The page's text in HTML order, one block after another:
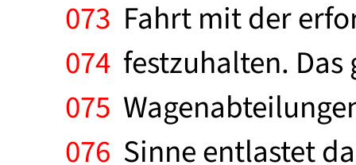
073 Fahrt mit der
074 festzuhalten.
075
076 Sinne entlastet